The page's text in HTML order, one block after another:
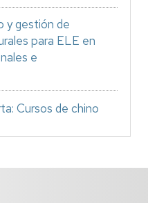
y gestión de
para ELE en
e
Cursos de chino